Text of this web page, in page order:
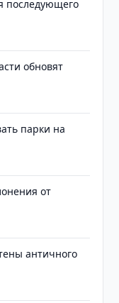
последующего
обновят
парки на
от
античного